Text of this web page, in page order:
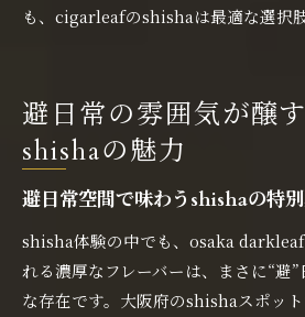
も、cigarleafのshishaは最適な選択肢
避日常の雰囲気が醸
shishaの魅力
避日常空間で味わうshishaの特
shisha体験の中でも、osaka
れる濃厚なフレーバーは、まさに“避
な存在です。大阪府のshishaスポッ